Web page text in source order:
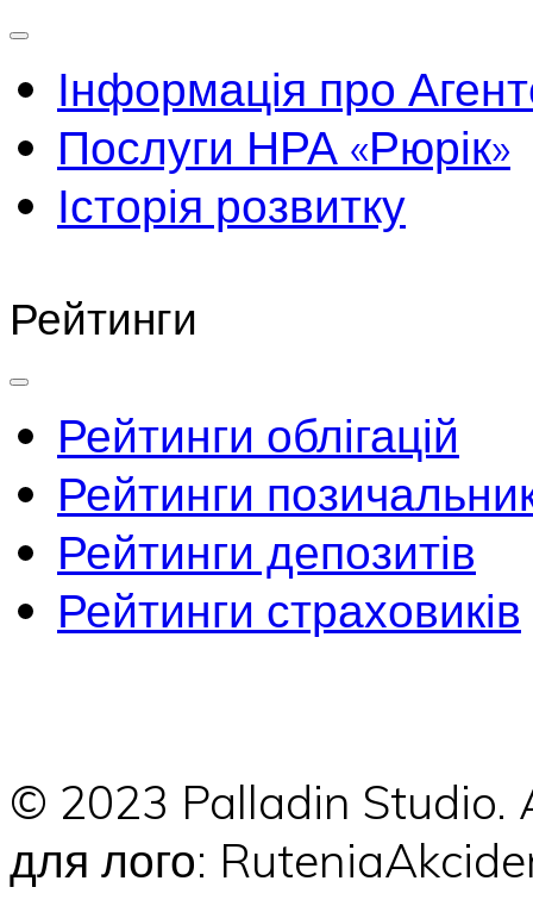
Інформація про
Послуги НРА «Рюрік»
Історія розвитку
Рейтинги
Рейтинги облігацій
Рейтинги
Рейтинги депозитів
Рейтинги страховиків
© 2023 Palladin
для лого: